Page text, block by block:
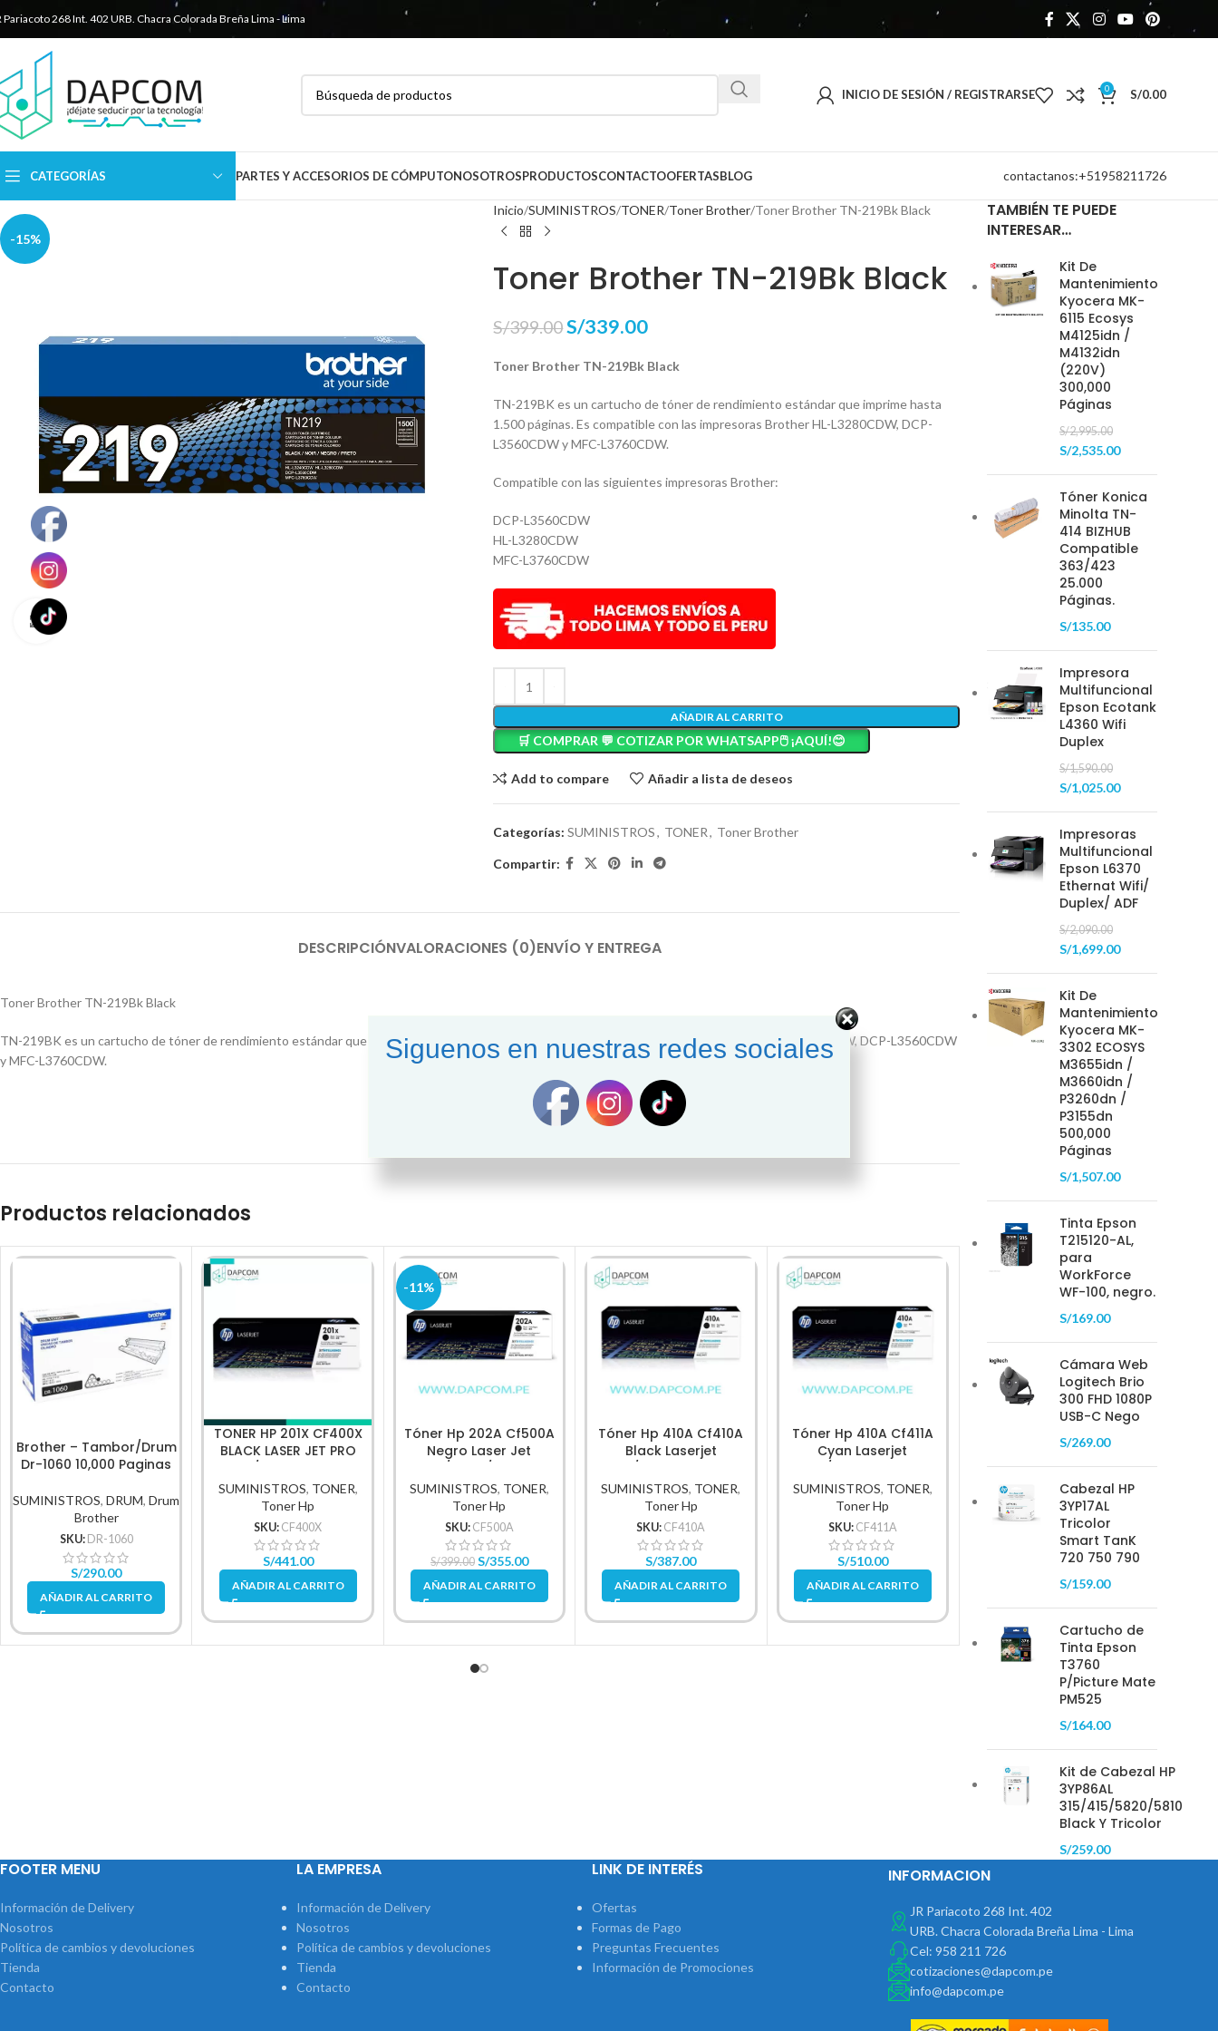
Pariacoto 268 Int. 402 URB. Chacra Colorada Breña Lima - Lima
INICIO DE SESIÓN / REGISTRARSE 0 S/0.00
CATEGORÍAS PARTES Y ACCESORIOS DE CÓMPUTONOSOTROSPRODUCTOSCONTACTOOFERTASBLOG contactanos:+51958211726
-15%
Haga Click para agrandar
Inicio SUMINISTROS TONER Toner Brother Toner Brother TN-219Bk Black
Toner Brother TN-219Bk Black
S/399.00S/339.00
Toner Brother TN-219Bk Black
TN-219BK es un cartucho de tóner de rendimiento estándar que imprime hasta
1.500 páginas. Es compatible con las impresoras Brother HL-L3280CDW, DCP-
L3560CDW y MFC-L3760CDW.
Compatible con las siguientes impresoras Brother:
DCP-L3560CDW
HL-L3280CDW
MFC-L3760CDW
AÑADIR AL CARRITO
🛒 COMPRAR 💬 COTIZAR POR WHATSAPP🖱️ ¡AQUÍ!😊
Add to compare Añadir a lista de deseos
Categorías: SUMINISTROS , TONER , Toner Brother
Compartir:
DESCRIPCIÓNVALORACIONES (0)ENVÍO Y ENTREGA
Toner Brother TN-219Bk Black
TN-219BK es un cartucho de tóner de rendimiento estándar que imprime hasta 1.500 páginas. Es compatible con las impresoras Brother HL-L3280CDW, DCP-L3560CDW
y MFC-L3760CDW.
Productos relacionados
Brother – Tambor/Drum
Dr-1060 10,000 Paginas
SUMINISTROS,DRUM,Drum
Brother
SKU: DR-1060
S/290.00
AÑADIR AL CARRITO
TONER HP 201X CF400X
BLACK LASER JET PRO
SUMINISTROS, TONER,
Toner Hp
SKU: CF400X
S/441.00
AÑADIR AL CARRITO
-11%
Tóner Hp 202A Cf500A
Negro Laser Jet
1.400Pg.
SUMINISTROS, TONER,
Toner Hp
SKU: CF500A
S/399.00 S/355.00
AÑADIR AL CARRITO
Tóner Hp 410A Cf410A
Black Laserjet
SUMINISTROS, TONER,
Toner Hp
SKU: CF410A
S/387.00
AÑADIR AL CARRITO
Tóner Hp 410A Cf411A
Cyan Laserjet
SUMINISTROS, TONER,
Toner Hp
SKU: CF411A
S/510.00
AÑADIR AL CARRITO
Tóner Hp 410X Cf411X
Cyan Laserjet
M452/M477 5,000Pg.
SUMINISTROS,TONER,
Toner Hp
CF411X
899.00
AÑADIR AL CARRITO
TAMBIÉN TE PUEDE
INTERESAR…
Kit De
Mantenimiento
Kyocera MK-
6115 Ecosys
M4125idn /
M4132idn
(220V)
300,000
Páginas
S/2,995.00
S/2,535.00
Tóner Konica
Minolta TN-
414 BIZHUB
Compatible
363/423
25.000
Páginas.
S/135.00
Impresora
Multifuncional
Epson Ecotank
L4360 Wifi
Duplex
S/1,590.00
S/1,025.00
Impresoras
Multifuncional
Epson L6370
Ethernat Wifi/
Duplex/ ADF
S/2,090.00
S/1,699.00
Kit De
Mantenimiento
Kyocera MK-
3302 ECOSYS
M3655idn /
M3660idn /
P3260dn /
P3155dn
500,000
Páginas
S/1,507.00
Tinta Epson
T215120-AL,
para
WorkForce
WF-100, negro.
S/169.00
Cámara Web
Logitech Brio
300 FHD 1080P
USB-C Nego
S/269.00
Cabezal HP
3YP17AL
Tricolor
Smart TanK
720 750 790
S/159.00
Cartucho de
Tinta Epson
T3760
P/Picture Mate
PM525
S/164.00
Kit de Cabezal HP
3YP86AL
315/415/5820/5810
Black Y Tricolor
S/259.00
FOOTER MENU
Información de Delivery
Nosotros
Política de cambios y devoluciones
Tienda
Contacto
LA EMPRESA
Información de Delivery
Nosotros
Política de cambios y devoluciones
Tienda
Contacto
LINK DE INTERÉS
Ofertas
Formas de Pago
Preguntas Frecuentes
Información de Promociones
INFORMACION
JR Pariacoto 268 Int. 402
URB. Chacra Colorada Breña Lima - Lima
Cel: 958 211 726
cotizaciones@dapcom.pe
info@dapcom.pe
Siguenos en nuestras redes sociales